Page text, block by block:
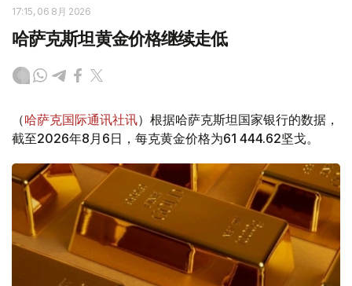
17:15, 06 8月 2026
哈萨克斯坦黄金价格继续走低
（哈萨克国际通讯社讯）根据哈萨克斯坦国家银行的数据，
截至2026年8月6日，每克黄金价格为61 444.62坚戈。